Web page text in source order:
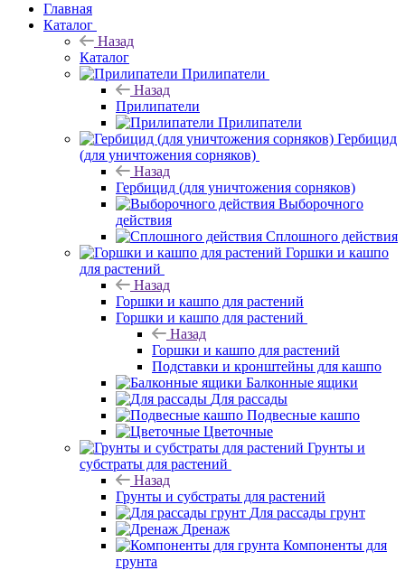
Главная
Каталог
Назад
Каталог
Прилипатели
Назад
Прилипатели
Прилипатели
Гербицид
(для уничтожения сорняков)
Назад
Гербицид (для уничтожения сорняков)
Выборочного
действия
Сплошного действия
Горшки и кашпо
для растений
Назад
Горшки и кашпо для растений
Горшки и кашпо для растений
Назад
Горшки и кашпо для растений
Подставки и кронштейны для кашпо
Балконные ящики
Для рассады
Подвесные кашпо
Цветочные
Грунты и
субстраты для растений
Назад
Грунты и субстраты для растений
Для рассады грунт
Дренаж
Компоненты для
грунта